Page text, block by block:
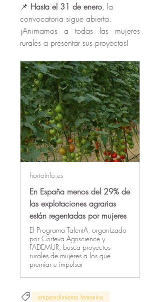
📌 Hasta el 31 de enero, la
convocatoria sigue abierta.
¡Animamos a todas las mujeres
rurales a presentar sus proyectos!
hortoinfo.es
En España menos del 29% de
las explotaciones agrarias
están regentadas por mujeres
El Programa TalentA, organizado
por Corteva Agriscience y
FADEMUR, busca proyectos
rurales de mujeres a los que
premiar e impulsar
emprendimiento femenino